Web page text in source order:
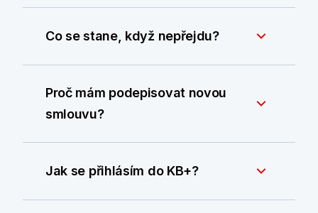
Co se stane, když nepřejdu?
Proč mám podepisovat novou
smlouvu?
Jak se přihlásím do KB+?